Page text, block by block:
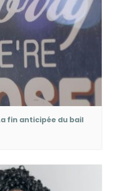
fin anticipée du bail